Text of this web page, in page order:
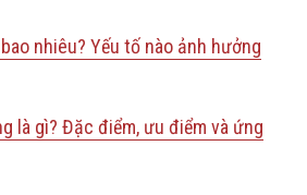
nhiêu? Yếu tố nào ảnh hưởng
là gì? Đặc điểm, ưu điểm và ứng